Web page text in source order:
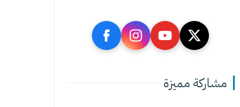
مشاركة مميزة